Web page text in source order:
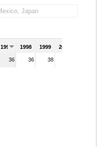
1997 1998 1999 2000
36 36 38